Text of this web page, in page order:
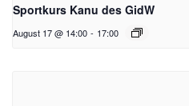
Sportkurs Kanu des GidW
August 17 @ 14:00 - 17:00